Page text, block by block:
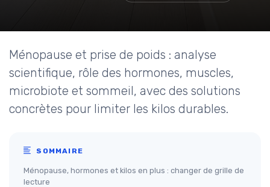
Ménopause et prise de poids : analyse
scientifique, rôle des hormones, muscles,
microbiote et sommeil, avec des solutions
concrètes pour limiter les kilos durables.
SOMMAIRE
Ménopause, hormones et kilos en plus : changer de grille de
lecture